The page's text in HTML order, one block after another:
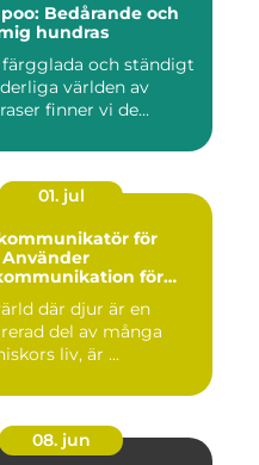
Bedårande och
hundras
färgglada och ständigt
världen av
finner vi de...
01. jul
för
för
där djur är en
del av många
liv, är ...
08. jun